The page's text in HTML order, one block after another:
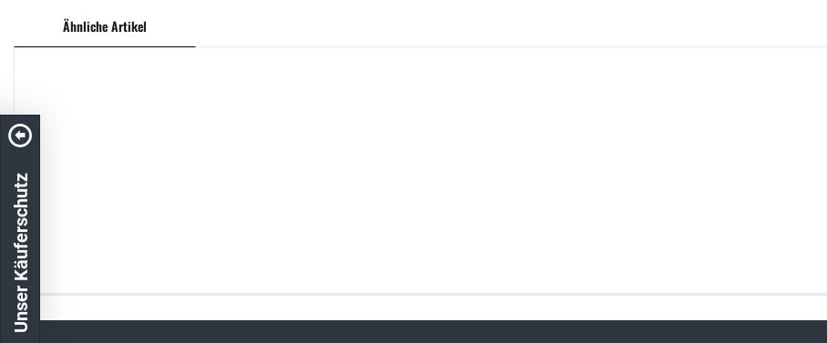
Ähnliche Artikel
Unser Käuferschutz